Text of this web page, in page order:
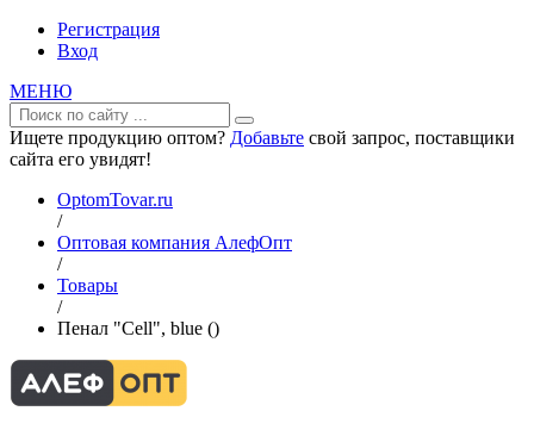
Регистрация
Вход
МЕНЮ
Ищете продукцию оптом? Добавьте свой запрос, поставщики
сайта его увидят!
OptomTovar.ru
/
Оптовая компания АлефОпт
/
Товары
/
Пенал "Cell", blue ()